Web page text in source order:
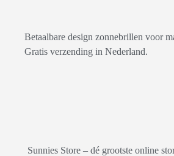
Betaalbare design zonnebrillen voor
Gratis verzending in Nederland.
Sunnies Store – dé grootste online